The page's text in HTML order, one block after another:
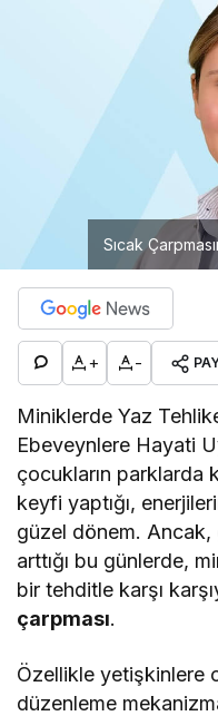
Sıcak
+ -
Miniklerde Yaz
Ebeveynlere Hayati
çocukların parklarda
keyfi yaptığı,
güzel dönem.
arttığı bu günlerde,
bir tehditle karşı
çarpması.
Özellikle yetişkinlere
düzenleme